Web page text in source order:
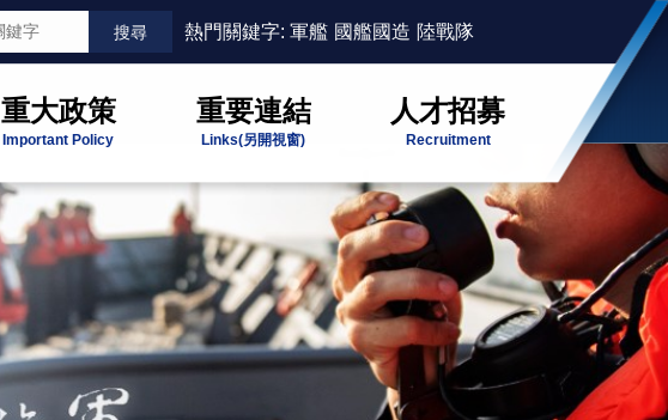
熱門關鍵字: 軍艦 國艦國造 陸戰隊
重大政策
Important Policy
重要連結
Links(另開視窗)
人才招募
Recruitment